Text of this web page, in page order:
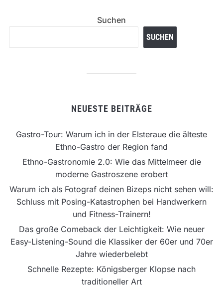
Suchen
SUCHEN
NEUESTE BEITRÄGE
Gastro-Tour: Warum ich in der Elsteraue die älteste
Ethno-Gastro der Region fand
Ethno-Gastronomie 2.0: Wie das Mittelmeer die
moderne Gastroszene erobert
Warum ich als Fotograf deinen Bizeps nicht sehen will:
Schluss mit Posing-Katastrophen bei Handwerkern
und Fitness-Trainern!
Das große Comeback der Leichtigkeit: Wie neuer
Easy-Listening-Sound die Klassiker der 60er und 70er
Jahre wiederbelebt
Schnelle Rezepte: Königsberger Klopse nach
traditioneller Art